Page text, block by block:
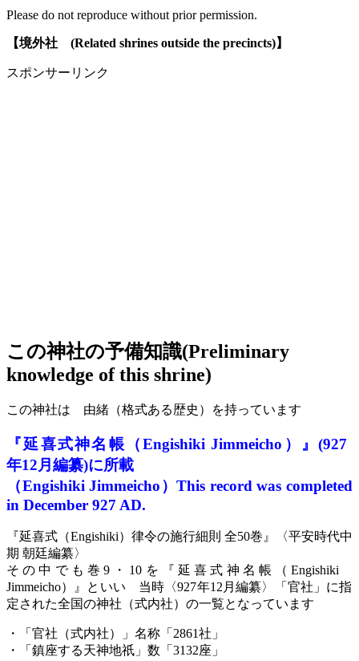
Please do not reproduce without prior permission.
【境外社 (Related shrines outside the precincts)】
スポンサーリンク
この神社の予備知識(Preliminary
knowledge of this shrine)
この神社は 由緒（格式ある歴史）を持っています
『延喜式神名帳 （EngishikiJimmeicho） 』(927
年12月編纂)に所載
（Engishiki Jimmeicho ） This record was completed
in December 927 AD.
『 延喜式 （Engishiki） 律令の施行細則 全50巻』〈平安時代中
期 朝廷編纂〉
その中でも 巻9 ・ 10を 『延喜式神名帳 （Engishiki
Jimmeicho） 』 といい 当時 〈927年12月編纂〉
「官社」に指
定された全国の神社 （式内社） の一覧となっています
・ 「官社（式内社）」 名称 「2861社 」
・「 鎮座する天神地祇 」数 「3132座」